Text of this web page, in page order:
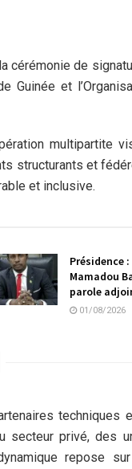
cérémonie de
Guinée et
multipartite
structurants et
et inclusive.
Présidence
Mamadou
parole
01/08/2026
techniques
secteur privé, des
repose